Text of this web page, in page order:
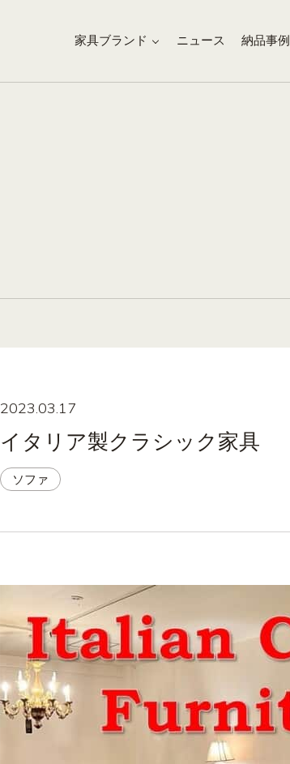
家具ブランド ニュース 納品事例
2023.03.17
イタリア製クラシック家具
ソファ